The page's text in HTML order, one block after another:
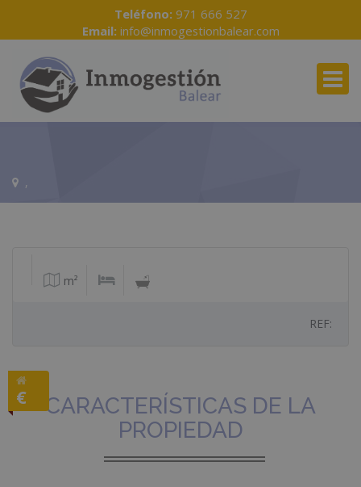
Teléfono: 971 666 527
Email: info@inmogestionbalear.com
,
m²
REF:
€
CARACTERÍSTICAS DE LA
PROPIEDAD